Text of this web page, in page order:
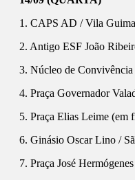
1. CAPS AD / Vila
2. Antigo ESF João
3. Núcleo de
4. Praça Governador
5. Praça Elias Leime (em
6. Ginásio Oscar Lino /
7. Praça José